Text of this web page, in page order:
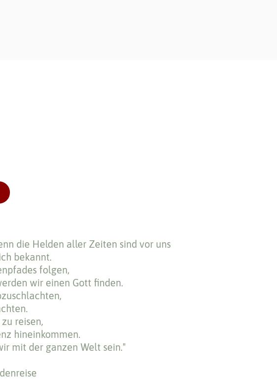
die Helden aller Zeiten sind vor uns
bekannt.
folgen,
wir einen Gott finden.
reisen,
hineinkommen.
mit der ganzen Welt sein."